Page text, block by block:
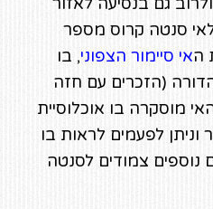
סנטה קרוס מספר
האי סיימור הצפוני, בו
(הזכרים עם חזה
מוסקרה בו אוכלוסיית
וניתן לפעמים לראות בו
נוספים צמודים לסנטה